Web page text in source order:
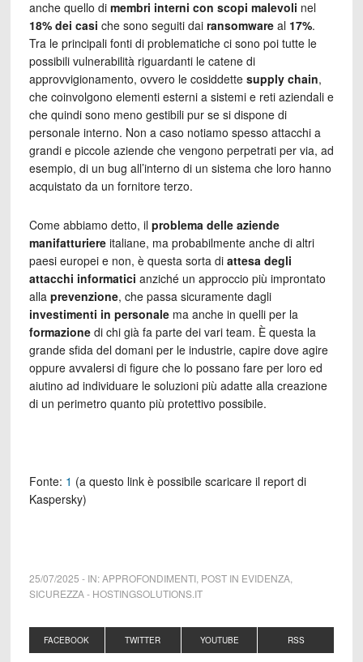
anche quello di membri interni con scopi malevoli nel
18% dei casi che sono seguiti dai ransomwareal 17%.
Tra le principali fonti di problematiche ci sono poi tutte le
possibili vulnerabilità riguardanti le catene di
approvvigionamento, ovvero le cosiddette supply chain,
che coinvolgono elementi esterni a sistemi e reti aziendali e
che quindi sono meno gestibili pur se si dispone di
personale interno. Non a caso notiamo spesso attacchi a
grandi e piccole aziende che vengono perpetrati per via, ad
esempio, di un bug all’interno di un sistema che loro hanno
acquistato da un fornitore terzo.
Come abbiamo detto, il problema delle aziende
manifatturiereitaliane, ma probabilmente anche di altri
paesi europei e non, è questa sorta di attesa degli
attacchi informatici anziché un approccio più improntato
alla prevenzione, che passa sicuramente dagli
investimenti in personalema anche in quelli per la
formazionedi chi già fa parte dei vari team. È questa la
grande sfida del domani per le industrie, capire dove agire
oppure avvalersi di figure che lo possano fare per loro ed
aiutino ad individuare le soluzioni più adatte alla creazione
di un perimetro quanto più protettivo possibile.
Fonte: 1 (a questo link è possibile scaricare il report di
Kaspersky)
25/07/2025 - IN:APPROFONDIMENTI, POST IN EVIDENZA,
SICUREZZA- HOSTINGSOLUTIONS.IT
FACEBOOK TWITTER YOUTUBE RSS